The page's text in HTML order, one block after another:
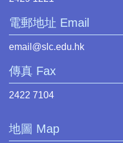
電郵地址 Email
email@slc.edu.hk
傳真 Fax
2422 7104
地圖 Map